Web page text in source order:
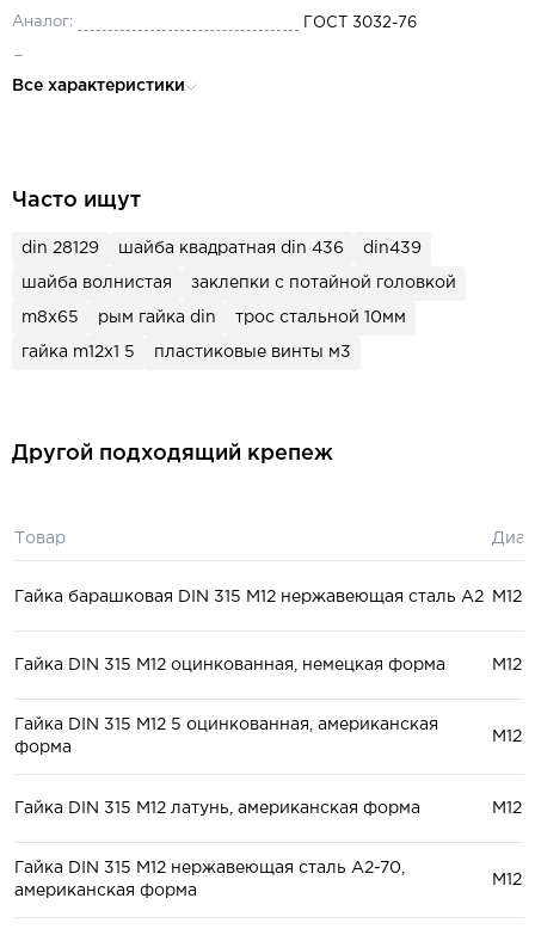
Аналог: ГОСТ 3032-76
Все характеристики
Часто ищут
din 28129 шайба квадратная din 436 din439
шайба волнистая заклепки с потайной головкой
m8x65 рым гайка din трос стальной 10мм
гайка m12x1 5 пластиковые винты м3
Другой подходящий крепеж
Товар
Гайка барашковая DIN 315 М12 нержавеющая сталь А2 М12
Гайка DIN 315 М12 оцинкованная, немецкая форма М12
Гайка DIN 315 М12 5 оцинкованная, американская
форма
М12
Гайка DIN 315 М12 латунь, американская форма М12
Гайка DIN 315 М12 нержавеющая сталь A2-70,
американская форма
М12